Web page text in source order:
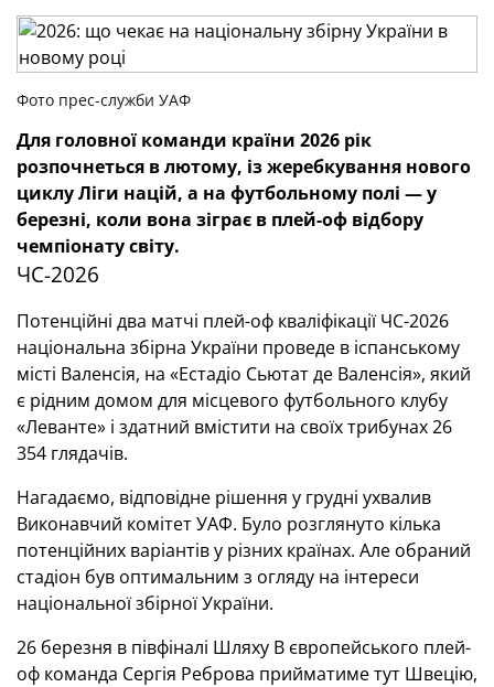
Фото прес-служби УАФ
Для головної команди країни 2026 рік
розпочнеться в лютому, із жеребкування нового
циклу Ліги націй, а на футбольному полі — у
березні, коли вона зіграє в плей-оф відбору
чемпіонату світу.
ЧС-2026
Потенційні два матчі плей-оф кваліфікації ЧС-2026
національна збірна України проведе в іспанському
місті Валенсія, на «Естадіо Сьютат де Валенсія», який
є рідним домом для місцевого футбольного клубу
«Леванте» і здатний вмістити на своїх трибунах 26
354 глядачів.
Нагадаємо, відповідне рішення у грудні ухвалив
Виконавчий комітет УАФ. Було розглянуто кілька
потенційних варіантів у різних країнах. Але обраний
стадіон був оптимальним з огляду на інтереси
національної збірної України.
26 березня в півфіналі Шляху В європейського плей-
оф команда Сергія Реброва прийматиме тут Швецію,